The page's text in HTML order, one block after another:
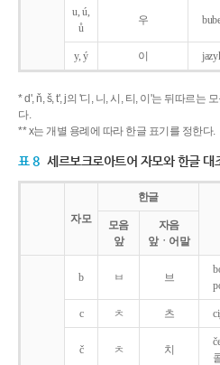
u, ú,
ů
우
y, ý 이
* d', ň, š, t', j의 '디, 니, 시, 티, 이'는 뒤따르는
다.
** x는 개별 용례에 따라 한글 표기를 정한다.
표 8 세르보크로아트어 자모와 한글 대
자모
한글
모음
앞
자음
앞ㆍ어말
b ㅂ 브
c ㅊ 츠
č ㅊ 치